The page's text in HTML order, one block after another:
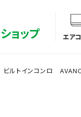
ョップ エア
ビルトインコンロ